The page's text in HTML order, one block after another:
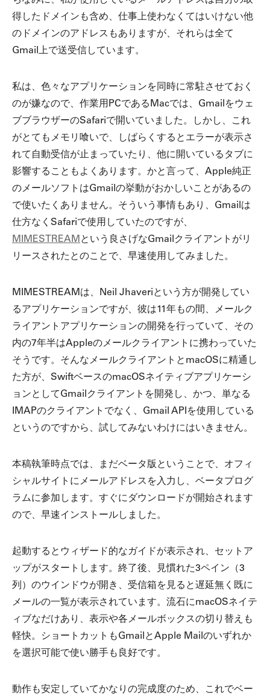
得したドメインも含め、仕事上使わなくてはいけない他
のドメインのアドレスもありますが、それらは全て
Gmail上で送受信しています。
私は、色々なアプリケーションを同時に常駐させておく
のが嫌なので、作業用PCであるMacでは、Gmailをウェ
ブブラウザーのSafariで開いていました。しかし、これ
がとてもメモリ喰いで、しばらくするとエラーが表示さ
れて自動受信が止まっていたり、他に開いているタブに
影響することもよくあります。かと言って、Apple純正
のメールソフトはGmailの挙動がおかしいことがあるの
で使いたくありません。そういう事情もあり、Gmailは
仕方なくSafariで使用していたのですが、
MIMESTREAM という良さげなGmailクライアントがリ
リースされたとのことで、早速使用してみました。
MIMESTREAMは、Neil Jhaveriという方が開発してい
るアプリケーションですが、彼は11年もの間、メールク
ライアントアプリケーションの開発を行っていて、その
内の7年半はAppleのメールクライアントに携わっていた
そうです。そんなメールクライアントとmacOSに精通し
た方が、SwiftベースのmacOSネイティブアプリケーシ
ョンとしてGmailクライアントを開発し、かつ、単なる
IMAPのクライアントでなく、Gmail APIを使用している
というのですから、試してみないわけにはいきません。
本稿執筆時点では、まだベータ版ということで、オフィ
シャルサイトにメールアドレスを入力し、ベータプログ
ラムに参加します。すぐにダウンロードが開始されます
ので、早速インストールしました。
起動するとウィザード的なガイドが表示され、セットア
ップがスタートします。終了後、見慣れた3ペイン（3
列）のウインドウが開き、受信箱を見ると遅延無く既に
メールの一覧が表示されています。流石にmacOSネイテ
ィブなだけあり、表示や各メールボックスの切り替えも
軽快。ショートカットもGmailとApple Mailのいずれか
を選択可能で使い勝手も良好です。
動作も安定していてかなりの完成度のため、これでベー